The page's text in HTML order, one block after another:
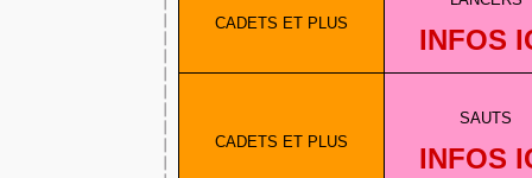
CADETS ET PLUS
INFOS
CADETS ET PLUS
SAUTS
INFOS